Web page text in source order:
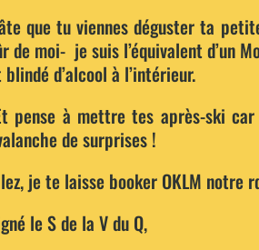
que tu viennes déguster ta
de moi- je suis l’équivalent d’un
d’alcool à l’intérieur.
pense à mettre tes après-ski
de surprises !
je te laisse booker OKLM notre
le S de la V du Q,